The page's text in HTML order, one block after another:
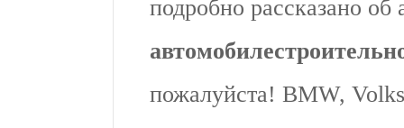
подробно рассказано об
пожалуйста! BMW,